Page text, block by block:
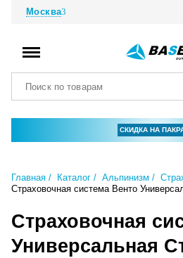
Москва
СКИДКА НА
Главная Каталог Альпинизм
Страховочная система Венто
Страховочная
Универсальная